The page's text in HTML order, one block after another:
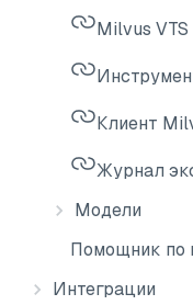
Milvus VTS
Клиент
Журнал
Модели
Помощник по
Интеграции